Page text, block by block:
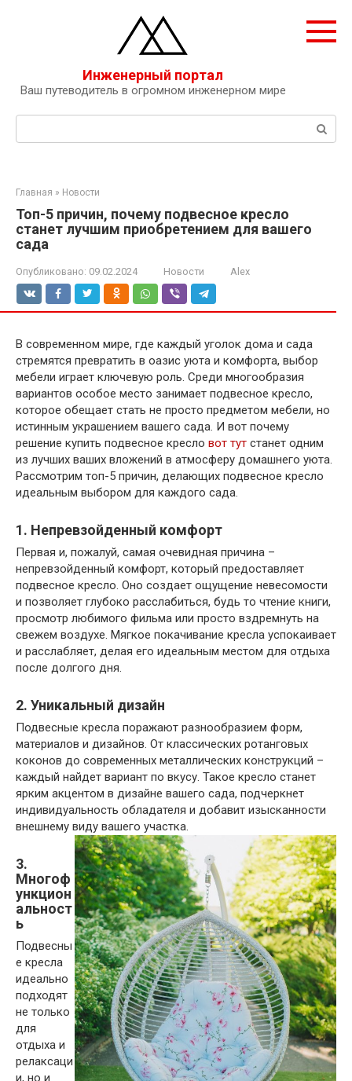
Инженерный портал
Ваш путеводитель в огромном инженерном мире
Поиск:
Главная » Новости
Топ-5 причин, почему подвесное кресло
станет лучшим приобретением для вашего
сада
Опубликовано: 09.02.2024 Новости Alex
В современном мире, где каждый уголок дома и сада
стремятся превратить в оазис уюта и комфорта, выбор
мебели играет ключевую роль. Среди многообразия
вариантов особое место занимает подвесное кресло,
которое обещает стать не просто предметом мебели, но
истинным украшением вашего сада. И вот почему
решение купить подвесное кресло вот тут станет одним
из лучших ваших вложений в атмосферу домашнего уюта.
Рассмотрим топ-5 причин, делающих подвесное кресло
идеальным выбором для каждого сада.
1. Непревзойденный комфорт
Первая и, пожалуй, самая очевидная причина –
непревзойденный комфорт, который предоставляет
подвесное кресло. Оно создает ощущение невесомости
и позволяет глубоко расслабиться, будь то чтение книги,
просмотр любимого фильма или просто вздремнуть на
свежем воздухе. Мягкое покачивание кресла успокаивает
и расслабляет, делая его идеальным местом для отдыха
после долгого дня.
2. Уникальный дизайн
Подвесные кресла поражают разнообразием форм,
материалов и дизайнов. От классических ротанговых
коконов до современных металлических конструкций –
каждый найдет вариант по вкусу. Такое кресло станет
ярким акцентом в дизайне вашего сада, подчеркнет
индивидуальность обладателя и добавит изысканности
внешнему виду вашего участка.
3.
Многоф
ункцион
альност
ь
Подвесны
е кресла
идеально
подходят
не только
для
отдыха и
релаксаци
и, но и